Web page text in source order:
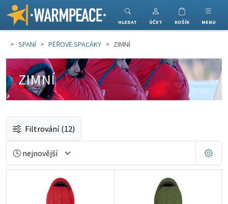
Warmpeace
HLEDAT ÚČET KOŠÍK MENU
SPANÍ PÉŘOVÉ SPACÁKY ZIMNÍ
ZIMNÍ
Filtrování (12)